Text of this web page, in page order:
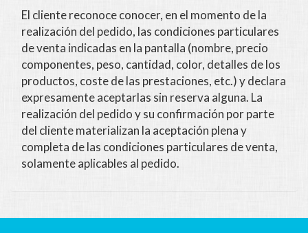
El cliente reconoce conocer, en el momento de la
realización del pedido, las condiciones particulares
de venta indicadas en la pantalla (nombre, precio
componentes, peso, cantidad, color, detalles de los
productos, coste de las prestaciones, etc.) y declara
expresamente aceptarlas sin reserva alguna. La
realización del pedido y su confirmación por parte
del cliente materializan la aceptación plena y
completa de las condiciones particulares de venta,
solamente aplicables al pedido.